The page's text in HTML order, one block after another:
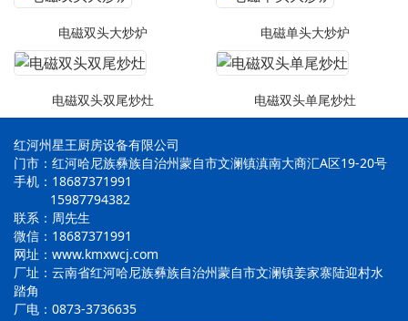
电磁双头大炒炉 电磁单头大炒炉
电磁双头双尾炒灶 电磁双头单尾炒灶
红河州星王厨房设备有限公司
门市：红河哈尼族彝族自治州蒙自市文澜镇滇南大商汇A区19-20号
手机：18687371991
15987794382
联系：周先生
微信：18687371991
网址：www.kmxwcj.com
厂址：云南省红河哈尼族彝族自治州蒙自市文澜镇姜家寨陆迎村水
踏角
厂电：0873-3736635